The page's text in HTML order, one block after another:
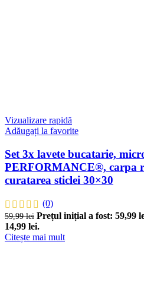
Vizualizare rapidă
Adăugați la favorite
Set 3x lavete bucatarie,
PERFORMANCE®, carpa
curatarea sticlei 30×30
(0)
59,99lei Prețul inițial a fost: 59,99
14,99 lei.
Citește mai mult